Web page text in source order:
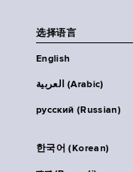
选择语言
English
العربية (Arabic)
русский (Russian)
한국어 (Korean)